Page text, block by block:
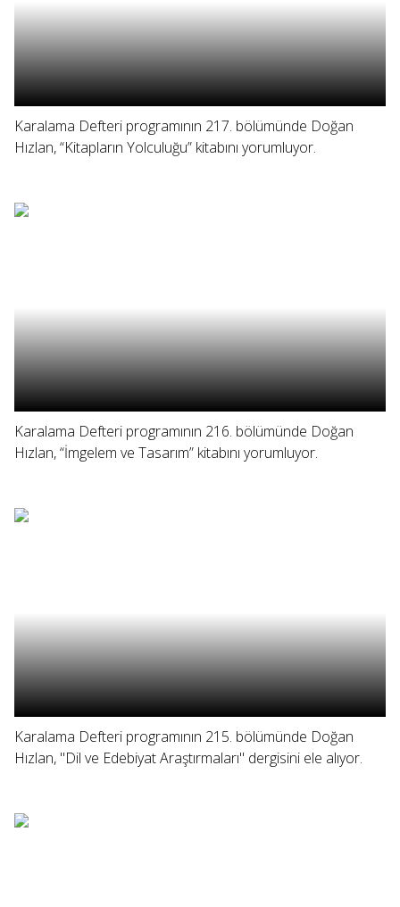
Karalama Defteri programının 217. bölümünde Doğan
Hızlan, “Kitapların Yolculuğu” kitabını yorumluyor.
Karalama Defteri programının 216. bölümünde Doğan
Hızlan, “İmgelem ve Tasarım” kitabını yorumluyor.
Karalama Defteri programının 215. bölümünde Doğan
Hızlan, "Dil ve Edebiyat Araştırmaları" dergisini ele alıyor.